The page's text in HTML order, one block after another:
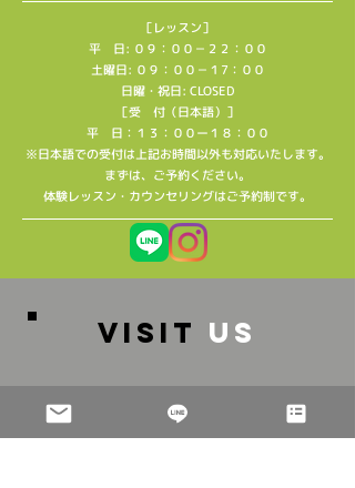
［レッスン］
平 日: ０９：００－２２：００
土曜日: ０９：００－１7：００
日曜・祝日: CLOSED
［受 付（日本語）］
平 日：１３：００ー１８：００
※日本語での受付は上記お時間以外も対応いたします。
​まずは、ご予約ください。
​体験レッスン・カウンセリングはご予約制です。
VISIT US